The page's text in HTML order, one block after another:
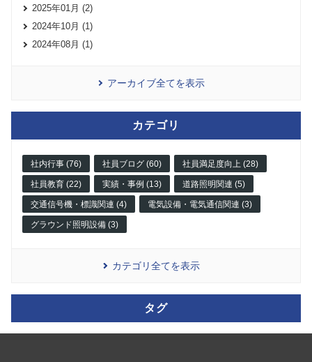
2025年01月 (2)
2024年10月 (1)
2024年08月 (1)
アーカイブ全てを表示
カテゴリ
社内行事 (76) 社員ブログ (60) 社員満足度向上 (28)
社員教育 (22) 実績・事例 (13) 道路照明関連 (5)
交通信号機・標識関連 (4) 電気設備・電気通信関連 (3)
グラウンド照明設備 (3)
カテゴリ全てを表示
タグ